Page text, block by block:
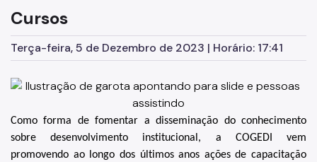
Cursos
Terça-feira, 5 de Dezembro de 2023 | Horário: 17:41
Como forma de fomentar a disseminação do conhecimento
sobre desenvolvimento institucional, a COGEDI vem
promovendo ao longo dos últimos anos ações de capacitação